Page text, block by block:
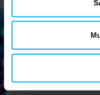
Tilaa uutiskirjeemme